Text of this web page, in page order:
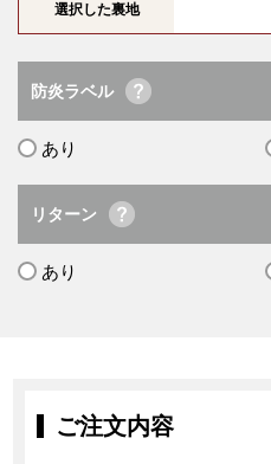
選択した裏地
防炎ラベル
あり
リターン
あり
ご注文内容